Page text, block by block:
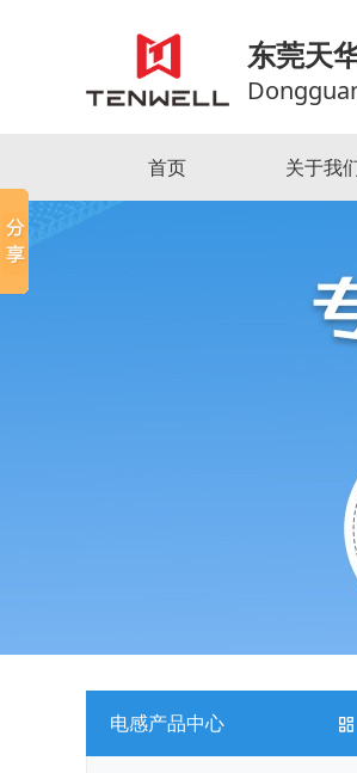
东莞天
首页 关于我
电感产品中心